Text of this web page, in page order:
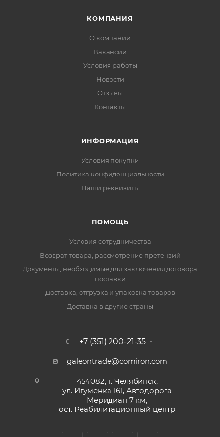
КОМПАНИЯ
О компании
Вакансии
Условия работы
Новости
Отзывы
Контакты
ИНФОРМАЦИЯ
Условия покупки
Политика конфиденциальности
Наши реквизиты
ПОМОЩЬ
Условия сотрудничества
Возврат товара, рассмотрение претензий
Документы, необходимые для заключения договора
поставки
Доставка, отгрузка и упаковка товаров
Доставка в другие страны
+7 (351) 200-21-35
galeontrade@comiron.com
454082, г. Челябинск,
ул. Игуменка 161, Автодорога
Меридиан 7 км,
ост. Реабилитационный центр